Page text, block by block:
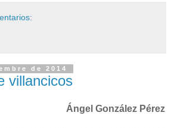
de 2014
villancicos
Ángel González Pérez